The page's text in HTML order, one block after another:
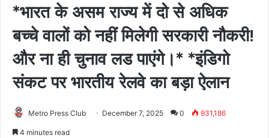
*भारत के असम राज्य में दो से अधिक
बच्चे वालों को नहीं मिलेगी सरकारी नौकरी!
और ना ही चुनाव लड पाएंगे।* *इंडिगो
संकट पर भारतीय रेलवे का बड़ा ऐलान
Metro Press Club December 7, 2025 0 931,186
4 minutes read